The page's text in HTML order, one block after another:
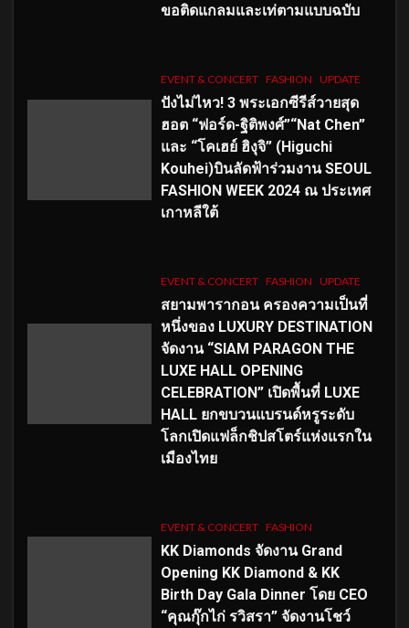
ขอติดแกลมและเท่ตามแบบฉบับ
EVENT & CONCERT FASHION UPDATE
ปังไม่ไหว! 3 พระเอกซีรีส์วายสุด
ฮอต “ฟอร์ด-ฐิติพงศ์”“Nat Chen”
และ “โคเฮย์ ฮิงุจิ” (Higuchi
Kouhei)บินลัดฟ้าร่วมงาน SEOUL
FASHION WEEK 2024 ณ ประเทศ
เกาหลีใต้
EVENT & CONCERT FASHION UPDATE
สยามพารากอน ครองความเป็นที่
หนึ่งของ LUXURY DESTINATION
จัดงาน “SIAM PARAGON THE
LUXE HALL OPENING
CELEBRATION” เปิดพื้นที่ LUXE
HALL ยกขบวนแบรนด์หรูระดับ
โลกเปิดแฟล็กชิปสโตร์แห่งแรกใน
เมืองไทย
EVENT & CONCERT FASHION
KK Diamonds จัดงาน Grand
Opening KK Diamond & KK
Birth Day Gala Dinner โดย CEO
“คุณกุ๊กไก่ รวิสรา” จัดงานโชว์